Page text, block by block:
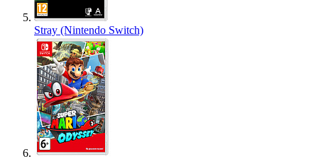
Stray (Nintendo Switch)